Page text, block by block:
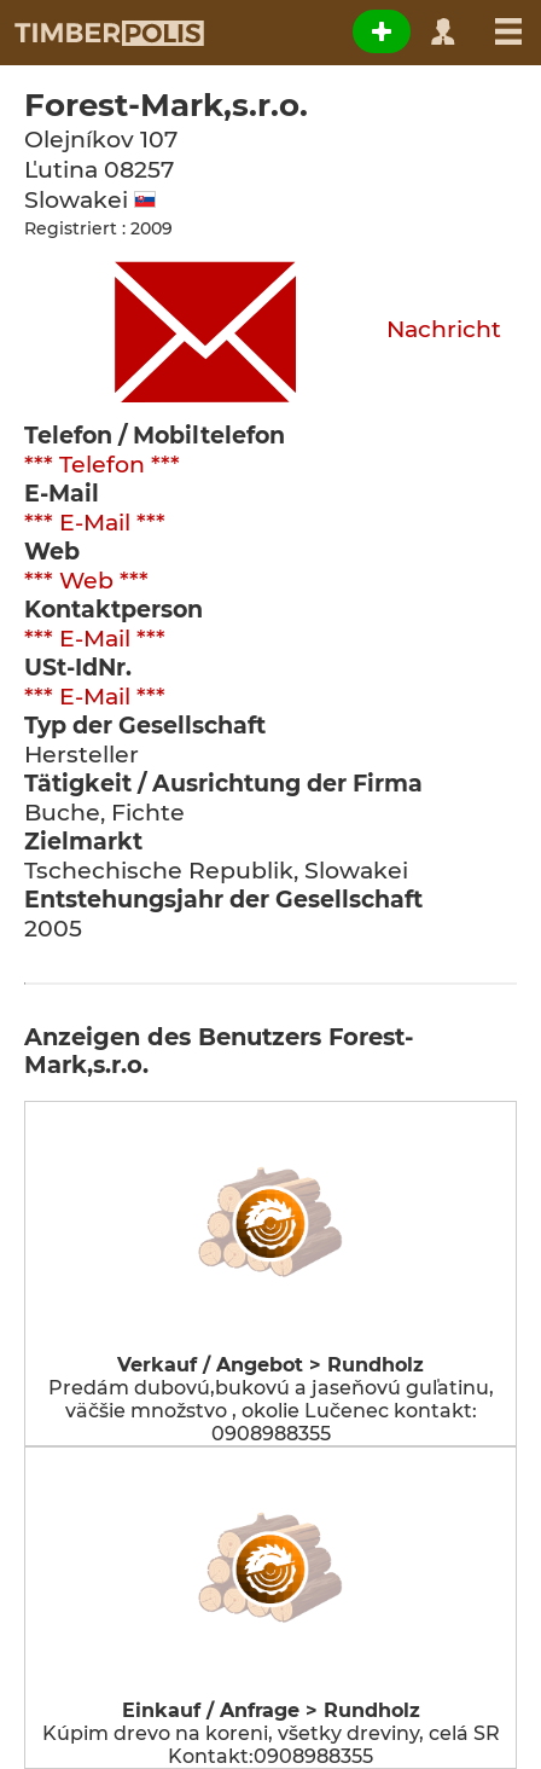
Forest-Mark,s.r.o.
Olejníkov 107
Ľutina 08257
Slowakei
Registriert : 2009
Nachricht
Telefon / Mobiltelefon
*** Telefon ***
E-Mail
*** E-Mail ***
Web
*** Web ***
Kontaktperson
*** E-Mail ***
USt-IdNr.
*** E-Mail ***
Typ der Gesellschaft
Hersteller
Tätigkeit / Ausrichtung der Firma
Buche, Fichte
Zielmarkt
Tschechische Republik, Slowakei
Entstehungsjahr der Gesellschaft
2005
Anzeigen des Benutzers Forest-
Mark,s.r.o.
Verkauf / Angebot > Rundholz
Predám dubovú,bukovú a jaseňovú guľatinu,
väčšie množstvo , okolie Lučenec kontakt:
0908988355
Einkauf / Anfrage > Rundholz
Kúpim drevo na koreni, všetky dreviny, celá SR
Kontakt:0908988355